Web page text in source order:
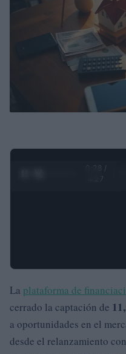
0:29 /
4:27
La plataforma de
cerrado la captación de
a oportunidades en el
desde el relanzamiento